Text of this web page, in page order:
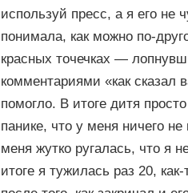
используй пресс, а я его не
понимала, как можно по-
красных точечках —
комментариями «как сказал
помогло. В итоге дитя
панике, что у меня ничего
меня жутко ругалась, что я
итоге я тужилась раз 20,